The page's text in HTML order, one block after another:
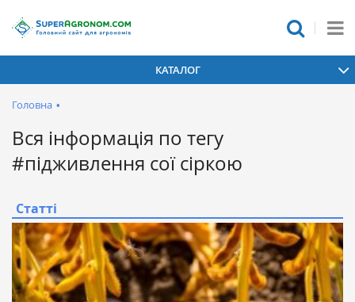
КАТАЛОГ
Головна •
Вся інформація по тегу
#підживлення сої сіркою
Статті